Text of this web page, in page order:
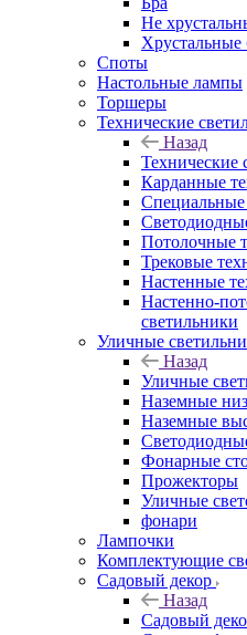
Не
Хрустальные
Споты
Настольные лампы
Торшеры
Технические
Назад
Технические
Карданные
Специальные
Потолочные
Трековые
Настенные
Настенно-
светильники
Уличные
Назад
Уличные
Наземные
Наземные
Фонарные
Прожекторы
Уличные
фонари
Лампочки
Комплектующие
Садовый декор
Назад
Садовый